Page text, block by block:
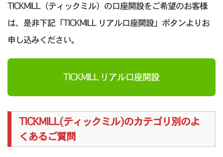
TICKMILL（ティックミル）の口座開設をご希望のお客様
は、是非下記「TICKMILL リアル口座開設」ボタンよりお
申し込みください。
TICKMILL リアル口座開設
TICKMILL(ティックミル)のカテゴリ別のよ
くあるご質問